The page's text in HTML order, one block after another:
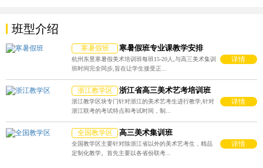
班型介绍
寒暑假班 寒暑假班专业课教学安排
杭州东昱寒暑假美术培训班每班15-20人,与高三美术集训
班时间完全同步,旨在让学生接受正...
详情
浙江教学区 浙江省高三美术艺考培训班
浙江教学区块专门针对浙江的美术艺考生进行教学,针对
浙江联考的考试特点和考试时间，制...
详情
全国教学区 高三美术集训班
全国教学区主要针对除浙江省以外的美术艺考生，精品
定制化教学。首先主要以各省份联考...
详情